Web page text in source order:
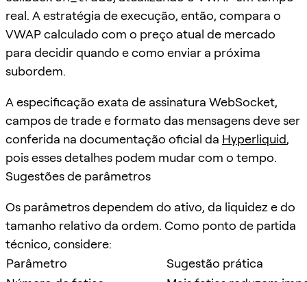
real. A estratégia de execução, então, compara o
VWAP calculado com o preço atual de mercado
para decidir quando e como enviar a próxima
subordem.
A especificação exata de assinatura WebSocket,
campos de trade e formato das mensagens deve ser
conferida na documentação oficial da Hyperliquid,
pois esses detalhes podem mudar com o tempo.
Sugestões de parâmetros
Os parâmetros dependem do ativo, da liquidez e do
tamanho relativo da ordem. Como ponto de partida
técnico, considere:
Parâmetro
Sugestão prática